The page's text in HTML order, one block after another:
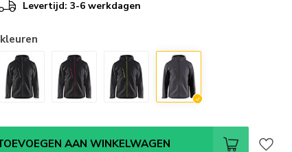
Levertijd: 3-6 werkdagen
AAN WINKELWAGEN